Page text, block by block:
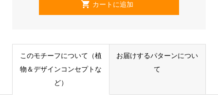
このモチーフについて（植
物＆デザインコンセプトな
ど）
お届けするパターンについ
て